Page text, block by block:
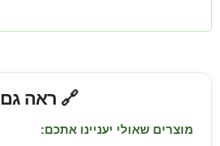
🔗 ראה גם
מוצרים שאולי יעניינו אתכם: